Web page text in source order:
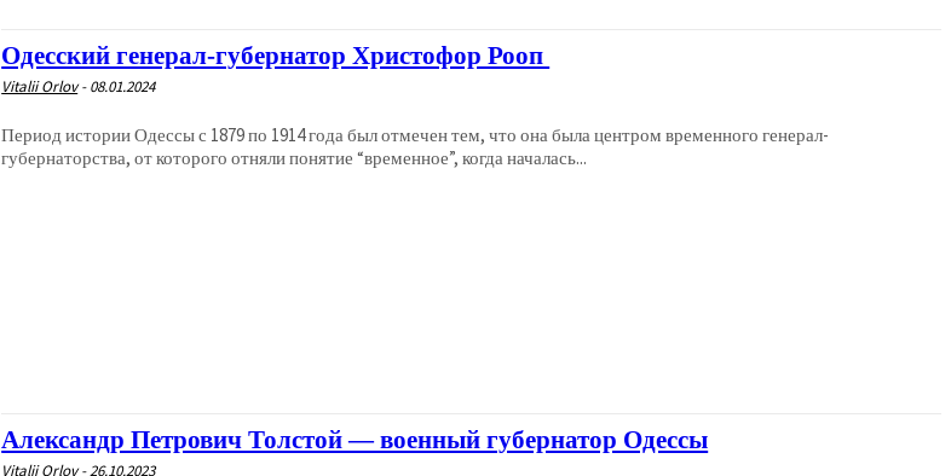
Одесский генерал-губернатор Христофор Рооп
Vitalii Orlov - 08.01.2024
Период истории Одессы с 1879 по 1914 года был отмечен тем, что она была центром временного генерал-
губернаторства, от которого отняли понятие “временное”, когда началась...
Александр Петрович Толстой — военный губернатор Одессы
Vitalii Orlov -26.10.2023